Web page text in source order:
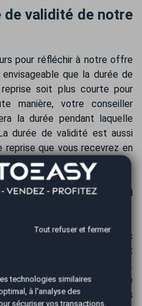
de validité de notre
pour réfléchir à notre offre
que la durée de
soit plus courte pour
manière, votre conseiller
la durée pendant laquelle
durée de validité est aussi
que vous recevrez en
véhicule suite à la
Scénic
de votre Renault Scénic
Pour plus de sécurité et
par virement bancaire.
sont sur votre compte
suivant les délais
Tout refuser et fermer
technologies similaires
à l'analyse des
sécuriser vos transactions.